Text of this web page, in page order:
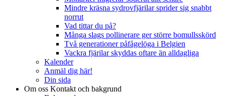
Mindre kräsna sydrovfjärilar sprider sig snabbt
norrut
Vad tittar du på?
Många slags pollinerare ger större bomullsskörd
Två generationer påfågelöga i Belgien
Vackra fjärilar skyddas oftare än alldagliga
Kalender
Anmäl dig här!
Din sida
Om oss Kontakt och bakgrund